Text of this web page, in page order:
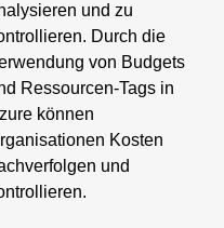
und zu
Durch die
von Budgets
Ressourcen-Tags in
können
Kosten
und